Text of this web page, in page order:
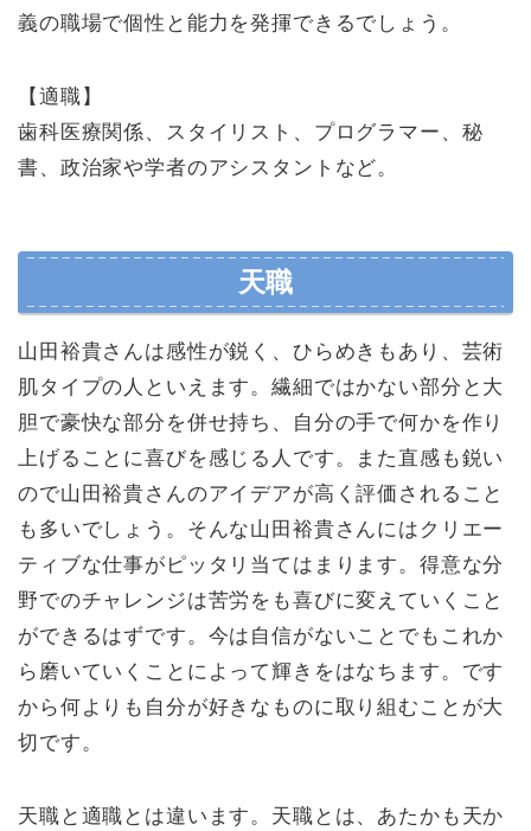
義の職場で個性と能力を発揮できるでしょう。
【適職】
歯科医療関係、スタイリスト、プログラマー、秘
書、政治家や学者のアシスタントなど。
天職
山田裕貴さんは感性が鋭く、ひらめきもあり、芸術
肌タイプの人といえます。繊細ではかない部分と大
胆で豪快な部分を併せ持ち、自分の手で何かを作り
上げることに喜びを感じる人です。また直感も鋭い
ので山田裕貴さんのアイデアが高く評価されること
も多いでしょう。そんな山田裕貴さんにはクリエー
ティブな仕事がピッタリ当てはまります。得意な分
野でのチャレンジは苦労をも喜びに変えていくこと
ができるはずです。今は自信がないことでもこれか
ら磨いていくことによって輝きをはなちます。です
から何よりも自分が好きなものに取り組むことが大
切です。
天職と適職とは違います。天職とは、あたかも天か